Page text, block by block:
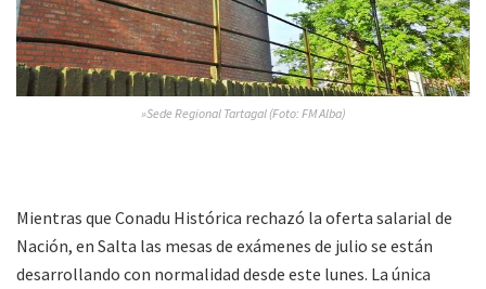
»Sede Regional Tartagal (Foto: FM Alba)
Mientras que Conadu Histórica rechazó la oferta salarial de
Nación, en Salta las mesas de exámenes de julio se están
desarrollando con normalidad desde este lunes. La única